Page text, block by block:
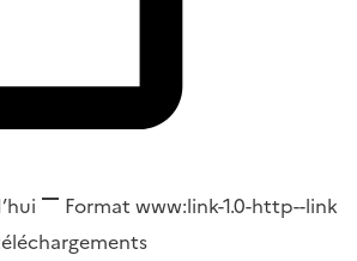
Format www:link-1.0-http--link